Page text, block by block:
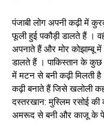
पंजाबी लोग अपनी कढ़ी में
फूली हुई पकौड़ी डालते हैं ।
अपनाते हैं और मोर कोझाम्बू
डालते हैं । पाकिस्तान के कुछ
में मटन से बनी कढ़ी मिलती
कढ़ी बनाते हैं जिसे खलोली
दस्तरखान: मुस्लिम रसोई
अमरूद से बनी और काजू के